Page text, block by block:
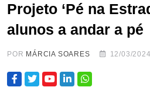
Projeto ‘Pé na
alunos a andar a pé
POR MÁRCIA SOARES 12/03/2024